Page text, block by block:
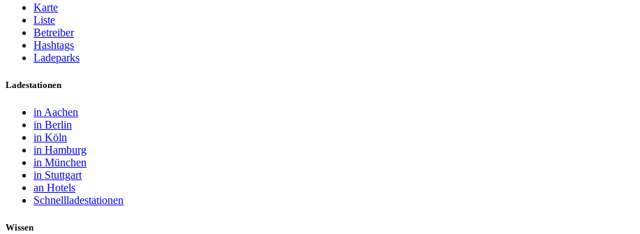
Karte
Liste
Betreiber
Hashtags
Ladeparks
Ladestationen
in Aachen
in Berlin
in Köln
in Hamburg
in München
in Stuttgart
an Hotels
Schnellladestationen
Wissen